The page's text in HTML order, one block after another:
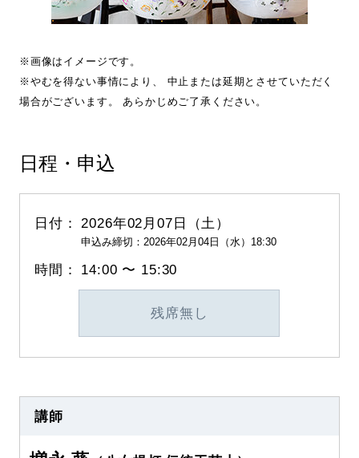
※画像はイメージです。
※やむを得ない事情により、 中止または延期とさせていただく
場合がございます。 あらかじめご了承ください。
日程・申込
2026年02月07日（土）
申込み締切：2026年02月04日（水）18:30
14:00 〜 15:30
残席無し
講師